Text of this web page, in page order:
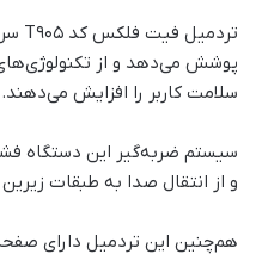
پوشش می‌دهد و از
سلامت کاربر را افزایش می‌دهند.
سیستم ضربه‌گیر این دستگاه
و از انتقال صدا به طبقات
هم‌چنین این تردمیل دارای